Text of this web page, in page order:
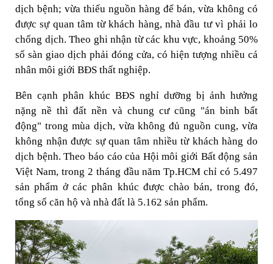
dịch bệnh; vừa thiếu nguồn hàng để bán, vừa không có
được sự quan tâm từ khách hàng, nhà đầu tư vì phải lo
chống dịch. Theo ghi nhận từ các khu vực, khoảng 50%
số sàn giao dịch phải đóng cửa, có hiện tượng nhiều cá
nhân môi giới BĐS thất nghiệp.
Bên cạnh phân khúc BĐS nghỉ dưỡng bị ảnh hưởng
nặng nề thì đất nền và chung cư cũng "án binh bất
động" trong mùa dịch, vừa không đủ nguồn cung, vừa
không nhận được sự quan tâm nhiều từ khách hàng do
dịch bệnh. Theo báo cáo của Hội môi giới Bất động sản
Việt Nam, trong 2 tháng đầu năm Tp.HCM chỉ có 5.497
sản phẩm ở các phân khúc được chào bán, trong đó,
tổng số căn hộ và nhà đất là 5.162 sản phẩm.